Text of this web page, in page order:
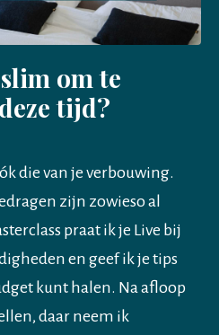
om te
tijd?
die van je verbouwing.
zijn zowieso al
praat ik je Live bij
en geef ik je tips
kunt halen. Na afloop
daar neem ik